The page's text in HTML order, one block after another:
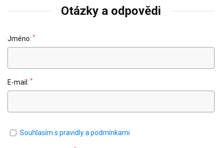
Otázky a odpovědi
Jméno: *
E-mail: *
Souhlasím s pravidly a podmínkami